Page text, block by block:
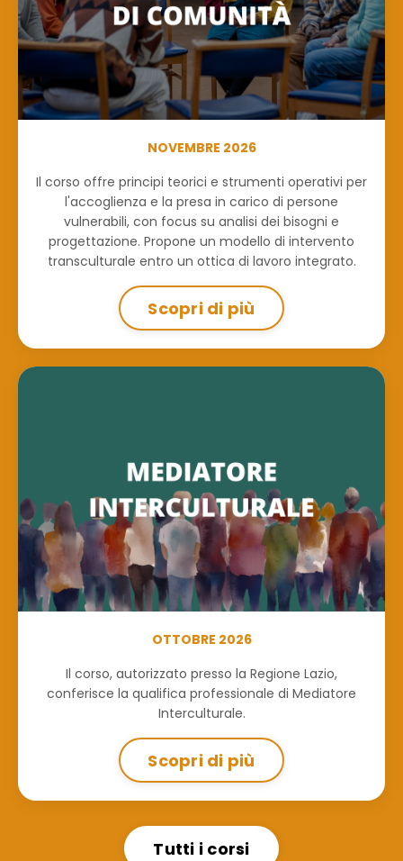
NOVEMBRE 2026
Il corso offre principi teorici e strumenti operativi per
l'accoglienza e la presa in carico di persone
vulnerabili, con focus su analisi dei bisogni e
progettazione. Propone un modello di intervento
transculturale entro un ottica di lavoro integrato.
Scopri di più
OTTOBRE 2026
Il corso, autorizzato presso la Regione Lazio,
conferisce la qualifica professionale di Mediatore
Interculturale.
Scopri di più
Tutti i corsi